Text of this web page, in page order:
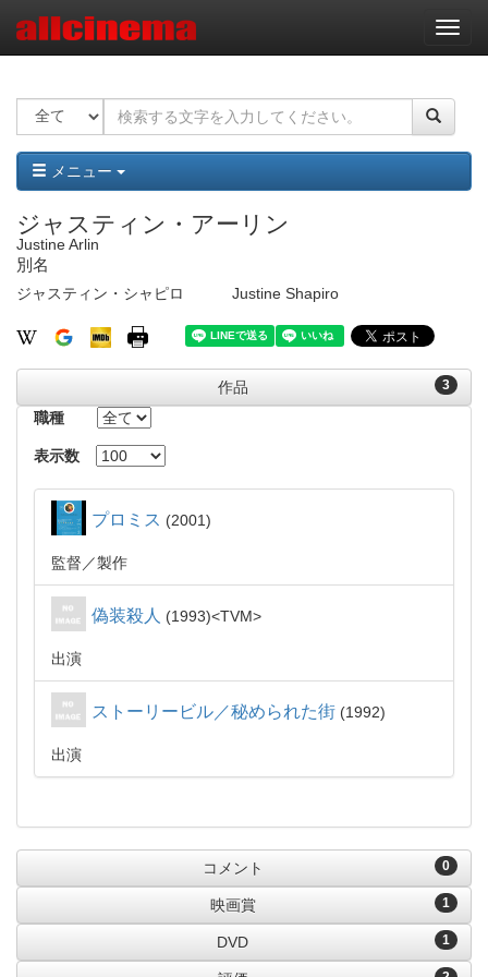
ナ
ビ
ー
ョ
ン
メニュー
ジャスティン・アーリン
Justine Arlin
別名
ジャスティン・シャピロ Justine Shapiro
3
作品
職種
表示数
プロミス 2001
監督 製作
偽装殺人 1993 TVM
出演
ストーリービル／秘められた街 1992
出演
0
コメント
1
映画賞
1
DVD